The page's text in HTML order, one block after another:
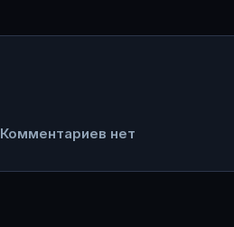
Комментариев нет